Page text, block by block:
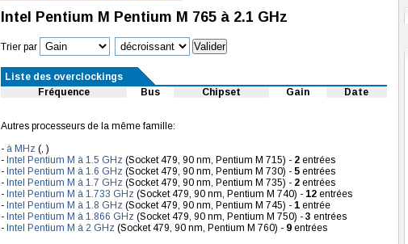
Intel Pentium M Pentium M 765 à 2.1 GHz
Trier par
Liste des overclockings
Fréquence
Bus Chipset Gain Date
Autres processeurs de la même famille:
- à MHz (, )
- Intel Pentium M à 1.5 GHz (Socket 479, 90 nm, Pentium M 715) - 2entrées
- Intel Pentium M à 1.6 GHz (Socket 479, 90 nm, Pentium M 730) - 5entrées
- Intel Pentium M à 1.7 GHz (Socket 479, 90 nm, Pentium M 735) - 2entrées
- Intel Pentium M à 1.733 GHz (Socket 479, 90 nm, Pentium M 740) - 12entrées
- Intel Pentium M à 1.8 GHz (Socket 479, 90 nm, Pentium M 745) - 1entrée
- Intel Pentium M à 1.866 GHz (Socket 479, 90 nm, Pentium M 750) - 3 entrées
- Intel Pentium M à 2 GHz (Socket 479, 90 nm, Pentium M 760) - 9entrées